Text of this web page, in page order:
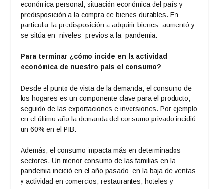
económica personal, situación económica del país y
predisposición a la compra de bienes durables. En
particular la predisposición a adquirir bienes aumentó y
se sitúa en niveles previos a la pandemia.
Para terminar ¿cómo incide en la actividad
económica de nuestro país el consumo?
Desde el punto de vista de la demanda, el consumo de
los hogares es un componente clave para el producto,
seguido de las exportaciones e inversiones. Por ejemplo
en el último año la demanda del consumo privado incidió
un 60% en el PIB.
Además, el consumo impacta más en determinados
sectores. Un menor consumo de las familias en la
pandemia incidió en el año pasado en la baja de ventas
y actividad en comercios, restaurantes, hoteles y